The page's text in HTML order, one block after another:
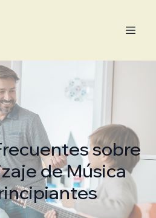
sobre
de Música